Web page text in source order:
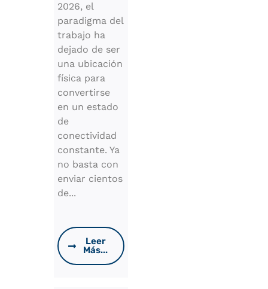
2026, el
paradigma del
trabajo ha
dejado de ser
una ubicación
física para
convertirse
en un estado
de
conectividad
constante. Ya
no basta con
enviar cientos
de...
Leer
Más...